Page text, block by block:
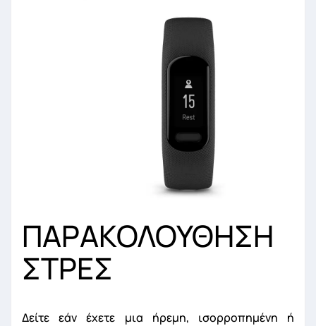
ΠΑΡΑΚΟΛΟΥΘΗΣΗ
ΣΤΡΕΣ
Δείτε εάν έχετε μια ήρεμη, ισορροπημένη ή